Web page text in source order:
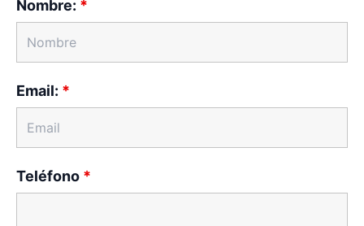
Nombre: *
Email: *
Teléfono *